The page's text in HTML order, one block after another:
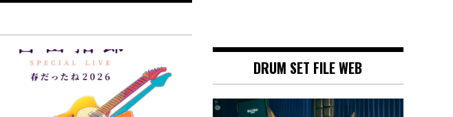
DRUM SET FILE WEB